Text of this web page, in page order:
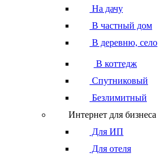
На дачу
В частный дом
В деревню, село
В коттедж
Спутниковый
Безлимитный
Интернет для бизнеса
Для ИП
Для отеля